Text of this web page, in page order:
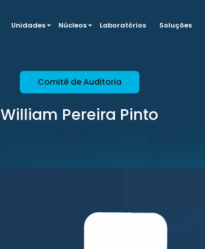
Unidades Núcleos Laboratórios Soluções
Comitê de Auditoria
William Pereira Pinto